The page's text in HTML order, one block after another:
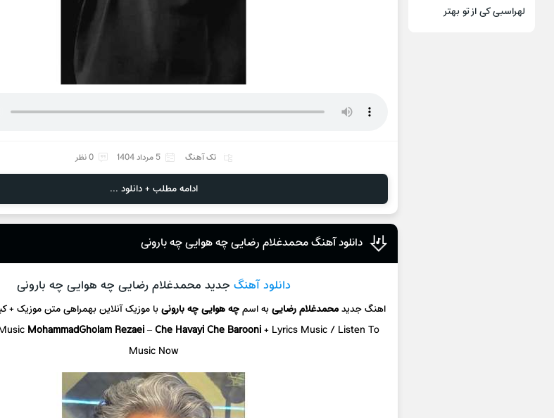
تک آهنگ 5 مرداد 1404 0 نظر
ادامه مطلب + دانلود ...
دانلود آهنگ محمدغلام رضایی چه هوایی چه بارونی
دانلود آهنگ جدید محمدغلام رضایی چه هوایی چه بارونی
اهنگ جدیدمحمدغلام رضاییبه اسمچه هوایی چه بارونیبا موزیک آنلاینبهمراهی متن موزیک + کیفیت
MohammadGholam Rezaei–Che Havayi Che Barooni+ Lyrics Music / Listen To
Music Now
لهراسبی کی از تو ‌بهتر